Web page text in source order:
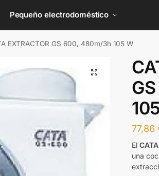
Pequeño electrodoméstico
EXTRACTOR GS 600, 480m/3h 105 W
77,86
El
una